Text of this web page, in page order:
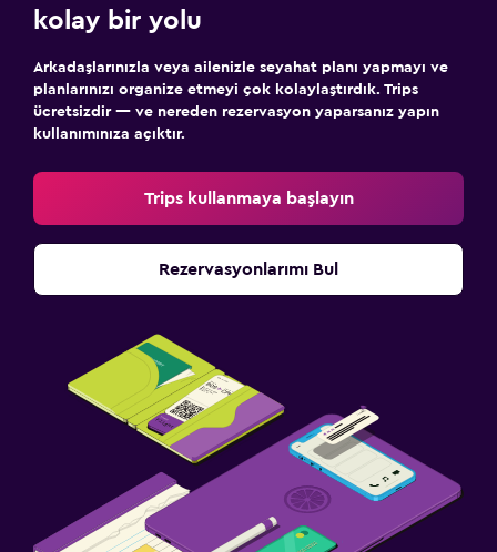
kolay bir yolu
Arkadaşlarınızla veya ailenizle seyahat planı yapmayı ve
planlarınızı organize etmeyi çok kolaylaştırdık. Trips
ücretsizdir — ve nereden rezervasyon yaparsanız yapın
kullanımınıza açıktır.
Trips kullanmaya başlayın
Rezervasyonlarımı Bul